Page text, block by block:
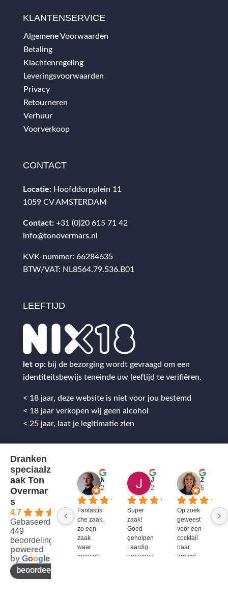
KLANTENSERVICE
Algemene Voorwaarden
Betaling
Klachtenregeling
Leveringsvoorwaarden
Privacy
Retourneren
Verhuur
Voorverkoop
CONTACT
Locatie: Hoofddorpplein 11
1059 CV AMSTERDAM
Contact: +31 (0)20 615 71 42
info@tonovermars.nl
KVK-nummer: 66284635
BTW/VAT: NL8564.79.536.B01
LEEFTIJD
let op: bij de bezorging wordt gevraagd om een
identiteitsbewijs teneinde uw leeftijd te verifiëren.
< 18 jaar, deze website is niet voor jou bestemd
< 18 jaar verkopen wij geen alcohol
< 25 jaar, laat je legitimatie zien
Dranken
speciaalz
aak Ton
Overmar
s
4.7
Gebaseerd op
449
beoordelingen
powered
by Goog e
beoordeel ons op
2 jaar geleden
Fantastis
che zaak,
zo een
zaak
waar
mensen
2 jaar geleden
Super
zaak!
Goed
geholpen
, aardig
personee
6 jaar
Op zoek
geweest
voor een
cocktail
naar
apricot